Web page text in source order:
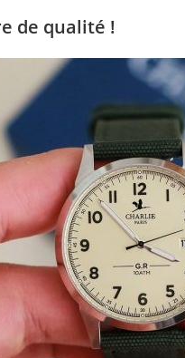
de qualité !